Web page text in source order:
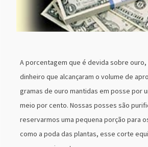
A porcentagem que é devida sobre
dinheiro que alcançaram o volume de
gramas de ouro mantidas em posse por
meio por cento. Nossas posses são
reservarmos uma pequena porção para
como a poda das plantas, esse corte